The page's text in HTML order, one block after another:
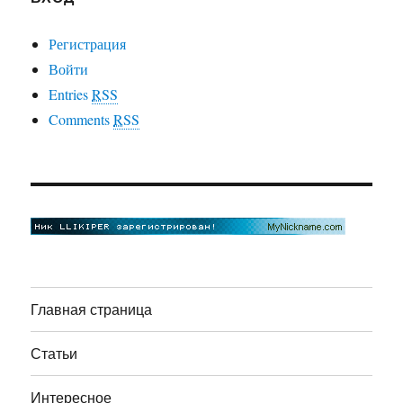
Регистрация
Войти
EntriesRSS
CommentsRSS
Главная страница
Статьи
Интересное